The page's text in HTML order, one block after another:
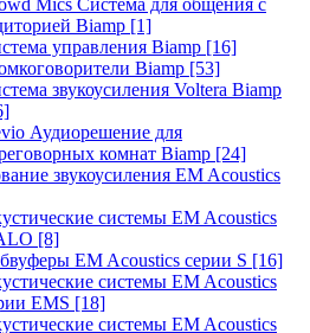
Mics Система для общения с
Biamp [1]
управления Biamp [16]
Biamp [53]
звукоусиления Voltera Biamp
Аудиорешение для
комнат Biamp [24]
звукоусиления EM Acoustics
системы EM Acoustics
[8]
EM Acoustics серии S [16]
системы EM Acoustics
EMS [18]
системы EM Acoustics